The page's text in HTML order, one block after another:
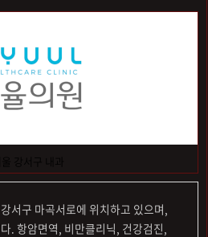
울 강서구 내과
서구 마곡서로에 위치하고 있으며,
. 항암면역, 비만클리닉, 건강검진,